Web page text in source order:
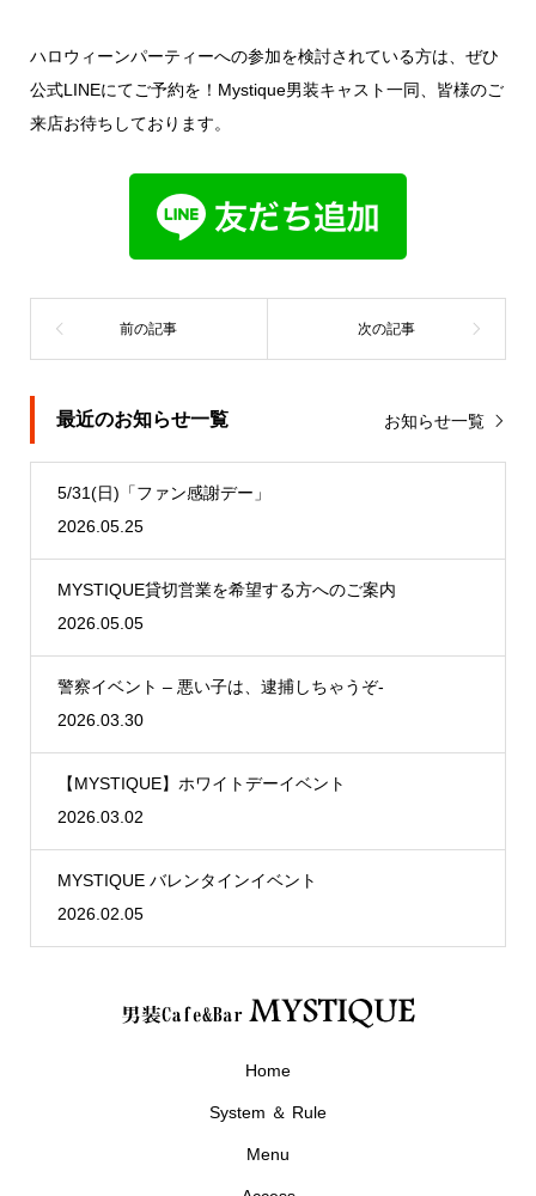
ハロウィーンパーティーへの参加を検討されている方は、ぜひ
公式LINEにてご予約を！Mystique男装キャスト一同、皆様のご
来店お待ちしております。
最近のお知らせ一覧 お知らせ一覧
5/31(日)「ファン感謝デー」
2026.05.25
MYSTIQUE貸切営業を希望する方へのご案内
2026.05.05
警察イベント – 悪い子は、逮捕しちゃうぞ-
2026.03.30
【MYSTIQUE】ホワイトデーイベント
2026.03.02
MYSTIQUE バレンタインイベント
2026.02.05
Home
System ＆ Rule
Menu